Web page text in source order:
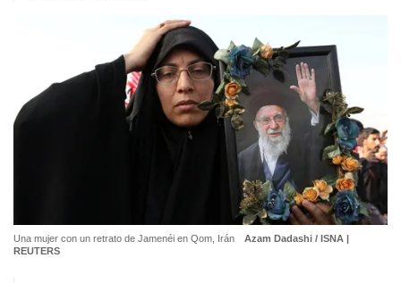
Una mujer con un retrato de Jamenéi en Qom, Irán
Azam Dadashi / ISNA |
REUTERS